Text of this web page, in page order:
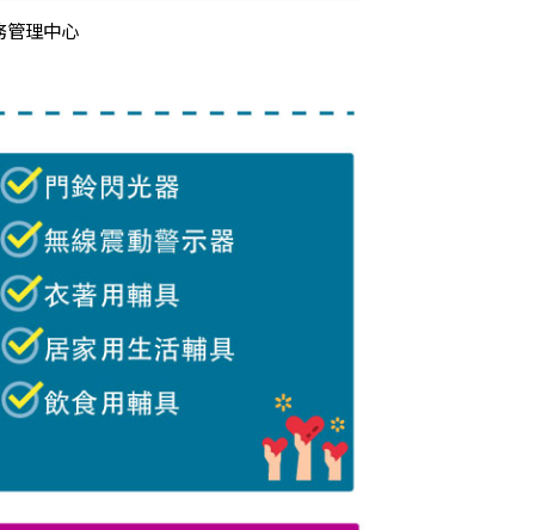
管理中心